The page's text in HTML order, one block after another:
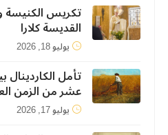
تكريس الكنيسة
القديسة كلارا
يوليو 18, 2026
تأمل الكاردينال
عشر من الزمن
يوليو 17, 2026